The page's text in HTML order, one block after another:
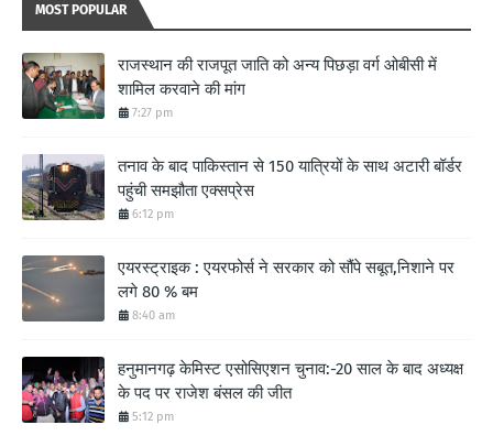
MOST POPULAR
राजस्थान की राजपूत जाति को अन्य पिछड़ा वर्ग ओबीसी में
शामिल करवाने की मांग
7:27 pm
तनाव के बाद पाकिस्तान से 150 यात्रियों के साथ अटारी बॉर्डर
पहुंची समझौता एक्सप्रेस
6:12 pm
एयरस्ट्राइक : एयरफोर्स ने सरकार को सौंपे सबूत,निशाने पर
लगे 80 % बम
8:40 am
हनुमानगढ़ केमिस्ट एसोसिएशन चुनाव:-20 साल के बाद अध्यक्ष
के पद पर राजेश बंसल की जीत
5:12 pm